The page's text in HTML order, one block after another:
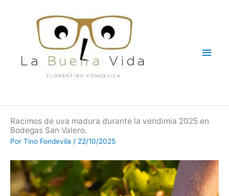
Racimos de uva madura durante la vendimia 2025 en
Bodegas San Valero.
Por Tino Fondevila / 22/10/2025